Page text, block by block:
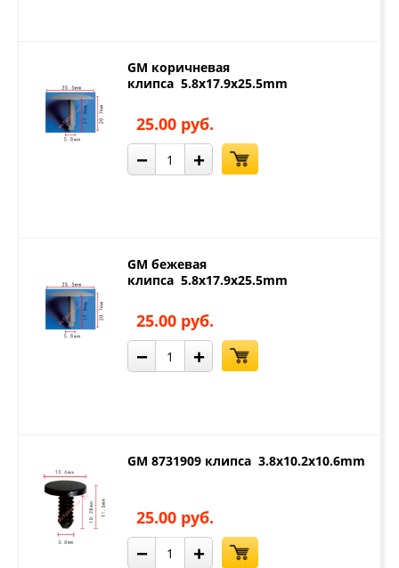
GM коричневая
клипса 5.8x17.9x25.5mm
25.00 руб.
− +
GM бежевая
клипса 5.8x17.9x25.5mm
25.00 руб.
− +
GM 8731909 клипса 3.8x10.2x10.6mm
25.00 руб.
− +